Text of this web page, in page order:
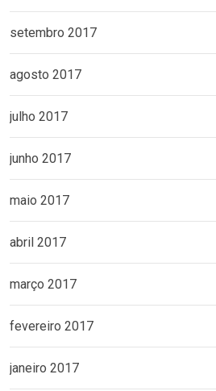
setembro 2017
agosto 2017
julho 2017
junho 2017
maio 2017
abril 2017
março 2017
fevereiro 2017
janeiro 2017